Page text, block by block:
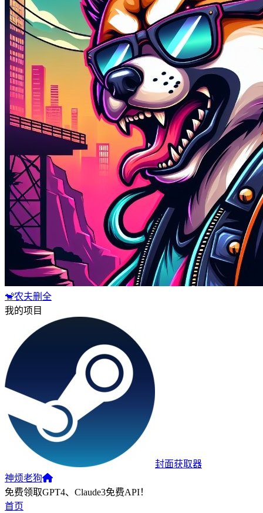
🐒农夫删全
我的项目
封面获取器
神烦老狗
免费领取GPT4、Claude3免费API！
首页